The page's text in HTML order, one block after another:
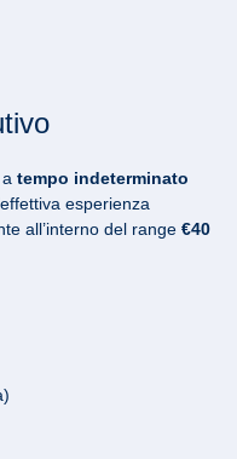
tempo indeterminato
esperienza
all’interno del range €40